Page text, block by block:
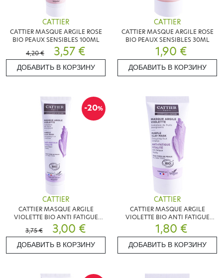
CATTIER
CATTIER MASQUE ARGILE ROSE
BIO PEAUX SENSIBLES 100ML
4,20 €
3,57 €
ДОБАВИТЬ В КОРЗИНУ
CATTIER
CATTIER MASQUE ARGILE ROSE
BIO PEAUX SENSIBLES 30ML
1,90 €
ДОБАВИТЬ В КОРЗИНУ
-20%
CATTIER
CATTIER MASQUE ARGILE
VIOLETTE BIO ANTI FATIGUE
100ML
3,75 € 3,00 €
ДОБАВИТЬ В КОРЗИНУ
CATTIER
CATTIER MASQUE ARGILE
VIOLETTE BIO ANTI FATIGUE
30ML
1,80 €
ДОБАВИТЬ В КОРЗИНУ